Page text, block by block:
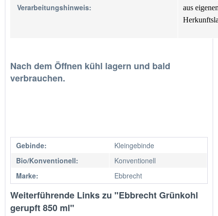
Verarbeitungshinweis:
aus
Nach dem Öffnen kühl lagern und bald
verbrauchen.
Gebinde:
Kleingebinde
Bio/Konventionell:
Konventionell
Marke:
Ebbrecht
Weiterführende Links zu "Ebbrecht Grünkohl
gerupft 850 ml"